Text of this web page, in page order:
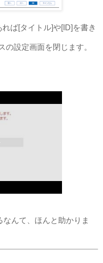
ば[タイトル]や[ID]を書き
の設定画面を閉じます。
んて、ほんと助かりま